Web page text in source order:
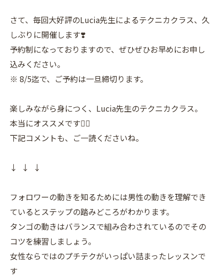
さて、毎回大好評のLucia先生によるテクニカクラス、久
しぶりに開催します❣️
予約制になっておりますので、ぜひぜひお早めにお申し
込みください。
※ 8/5迄で、ご予約は一旦締切ります。
楽しみながら身につく、Lucia先生のテクニカクラス。
本当にオススメです👍🏼
下記コメントも、ご一読くださいね。
↓ ↓ ↓
フォロワーの動きを知るためには男性の動きを理解でき
ているとステップの踏みどころがわかります。
タンゴの動きはバランスで組み合わされているのでその
コツを練習しましょう。
女性ならではのプチテクがいっぱい詰まったレッスンで
す